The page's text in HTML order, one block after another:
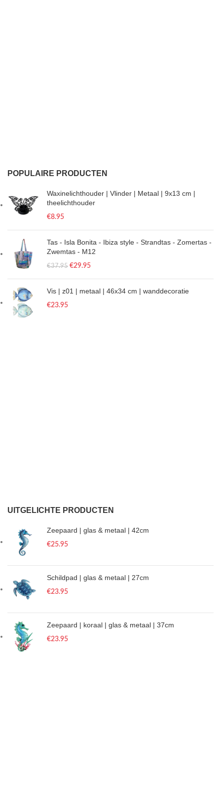
POPULAIRE PRODUCTEN
Waxinelichthouder | Vlinder | Metaal | 9x13 cm |
theelichthouder
€8.95
Tas - Isla Bonita - Ibiza style - Strandtas - Zomertas -
Zwemtas - M12
€37.95 €29.95
Vis | z01 | metaal | 46x34 cm | wanddecoratie
€23.95
UITGELICHTE PRODUCTEN
Zeepaard | glas & metaal | 42cm
€25.95
Schildpad | glas & metaal | 27cm
€23.95
Zeepaard | koraal | glas & metaal | 37cm
€23.95